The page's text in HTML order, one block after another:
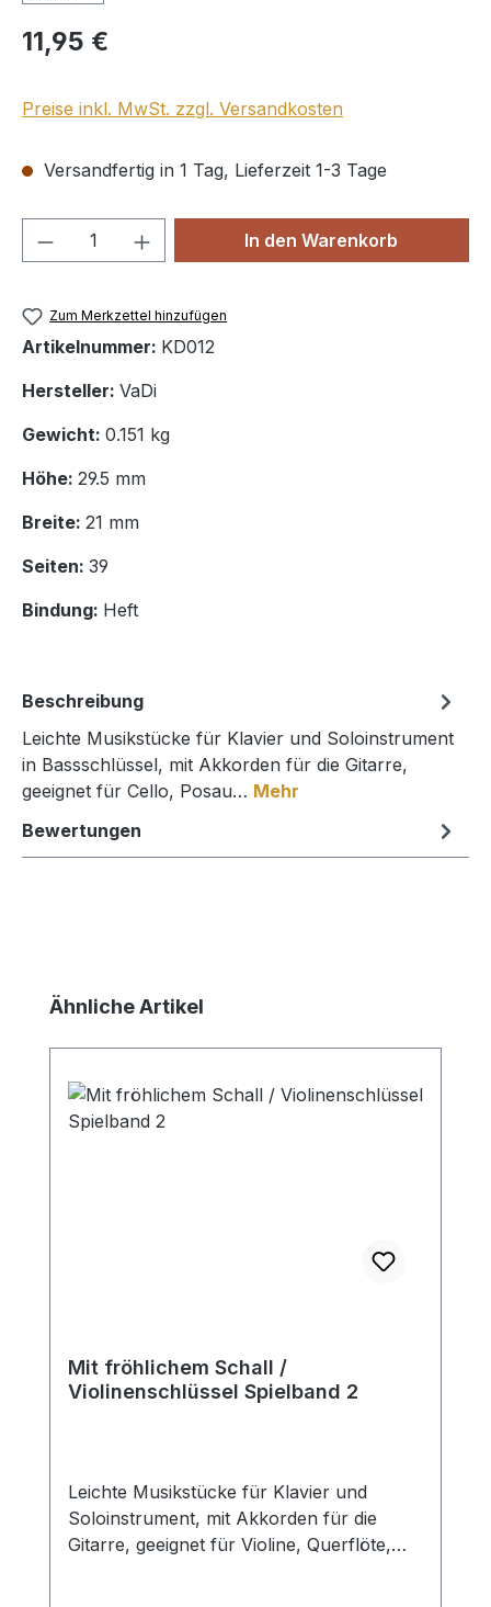
Regulärer Preis:
11,95 €
Preise inkl. MwSt. zzgl. Versandkosten
Versandfertig in 1 Tag, Lieferzeit 1-3 Tage
Produkt Anzahl: Gib denIn den Warenkorb
Zum Merkzettel hinzufügen
Artikelnummer: KD012
Hersteller: VaDi
Gewicht: 0.151 kg
Höhe: 29.5 mm
Breite: 21 mm
Seiten: 39
Bindung: Heft
Beschreibung
Leichte Musikstücke für Klavier und Soloinstrument
in Bassschlüssel, mit Akkorden für die Gitarre,
geeignet für Cello, Posau… Mehr
Bewertungen
Produktgalerie überspringen
Ähnliche Artikel
Mit fröhlichem Schall /
Violinenschlüssel Spielband 2
Leichte Musikstücke für Klavier und
Soloinstrument, mit Akkorden für die
Gitarre, geeignet für Violine, Querflöte,